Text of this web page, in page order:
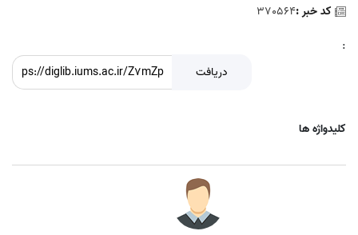
کد خبر :370564
:
دریافت
کلیدواژه ها